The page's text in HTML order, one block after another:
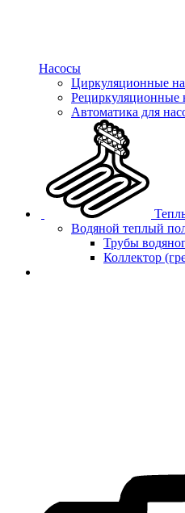
Насосы
Циркуляционные
Рециркуляционные
Автоматика для
Водяной теплый
Трубы
Коллектор